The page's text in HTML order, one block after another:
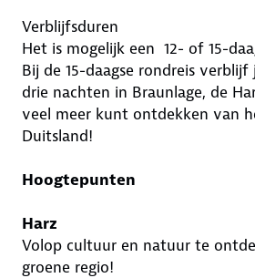
Verblijfsduren
Het is mogelijk een 12- of 15-
Bij de 15-daagse rondreis
drie nachten in Braunlage, de
veel meer kunt ontdekken van
Duitsland!
Hoogtepunten
Harz
Volop cultuur en natuur te
groene regio!